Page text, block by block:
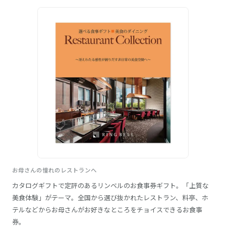
お母さんの憧れのレストランへ
カタログギフトで定評のあるリンベルのお食事券ギフト。「上質な
美食体験」がテーマ。全国から選び抜かれたレストラン、料亭、ホ
テルなどからお母さんがお好きなところをチョイスできるお食事
券。